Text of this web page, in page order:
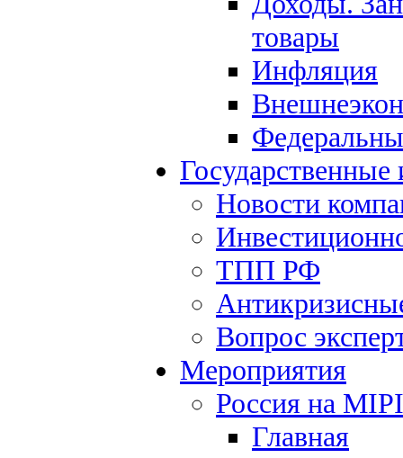
товары
Инфляция
Новости
ТПП РФ
Вопрос
Мероприятия
Россия на
Главная